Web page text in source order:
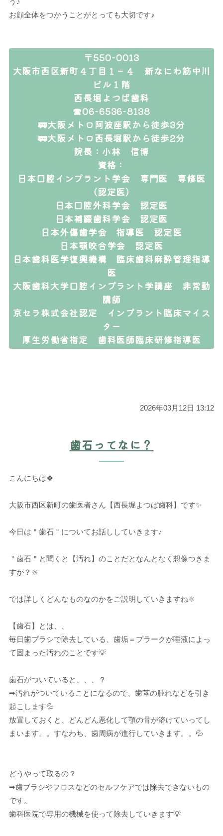
お顔全体をつかうことがとっても大切です♪
〒550-0013
大阪市西区新町４丁目１－４ 新なにわ筋中川
ビル１階
西長堀よつば歯科
☎06-6536-8138
🚃大阪メトロ阿波座駅から徒歩3分
🚃大阪メトロ西長堀駅から徒歩2分
院長：小林 信博
資格：
日本口腔インプラント学会 専門医 専修医
（認定医）
日本口腔外科学会 認定医
日本補綴歯科学会 認定医
日本外傷歯学会 指導医 認定医
日本顎咬合学会 認定医
日本歯科医学復興機構 臨床歯科麻酔管理指導
医
大阪歯科大学口腔インプラント学講座 非常勤
講師
京セラ株式会社認定 インプラント臨床マイス
ター
厚生労働省指定 歯科医師臨床研修指導医
2026年03月12日 13:12
歯石ってなに？
こんにちは🍀
大阪市西区新町の歯医者さん【西長堀よつば歯科】です✨
今日は＂歯石＂についてお話ししていきます♪
＂歯石＂と聞くと【汚れ】のことだとなんとなく想像つきま
すか？🔆
では詳しくどんなものなのかをご説明していきますね🔆
【歯石】とは、、
毎日歯ブラシで除去している、歯垢＝プラークが唾液によっ
て固まった汚れのことです💡
歯石がついていると、、、？
➡︎汚れがついていることになるので、歯茎の腫れなどを引き
起こします💦
放置しておくと、どんどん悪化して顎の骨が溶けていってし
まいます。。すなわち、歯周病が進行していきます。。💦
どうやって取るの？
➡︎歯ブラシやフロスなどのセルフケアでは除去できないもの
です。
歯科医院で専用の機械を使って除去していきます💡